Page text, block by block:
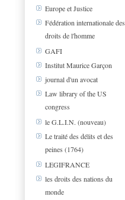
Europe et Justice
Fédération internationale des
droits de l'homme
GAFI
Institut Maurice Garçon
journal d'un avocat
Law library of the US
congress
le G.L.I.N. (nouveau)
Le traité des délits et des
peines (1764)
LEGIFRANCE
les droits des nations du
monde